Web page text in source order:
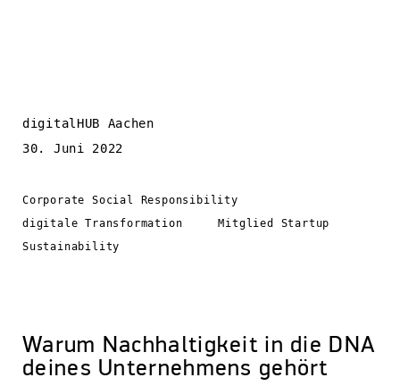
digitalHUB Aachen
30. Juni 2022
Corporate Social Responsibility
digitale Transformation
Mitglied Startup
Sustainability
Warum Nachhaltigkeit in die DNA
deines Unternehmens gehört